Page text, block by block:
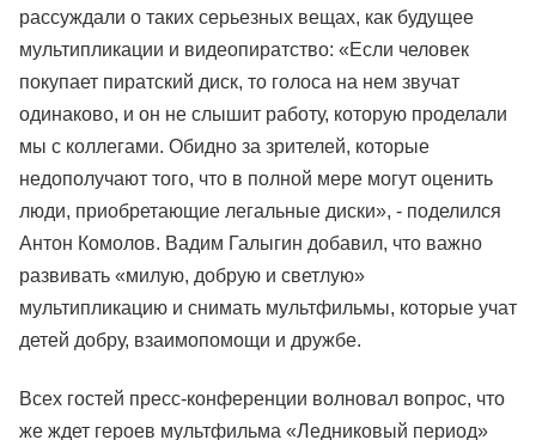
рассуждали о таких серьезных вещах, как будущее
мультипликации и видеопиратство: «Если человек
покупает пиратский диск, то голоса на нем звучат
одинаково, и он не слышит работу, которую проделали
мы с коллегами. Обидно за зрителей, которые
недополучают того, что в полной мере могут оценить
люди, приобретающие легальные диски», - поделился
Антон Комолов. Вадим Галыгин добавил, что важно
развивать «милую, добрую и светлую»
мультипликацию и снимать мультфильмы, которые учат
детей добру, взаимопомощи и дружбе.
Всех гостей пресс-конференции волновал вопрос, что
же ждет героев мультфильма «Ледниковый период»